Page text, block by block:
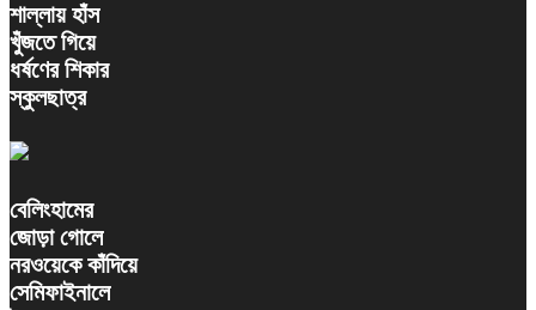
শাল্লায় হাঁস
খুঁজতে গিয়ে
ধর্ষণের শিকার
স্কুলছাত্র
বেলিংহামের
জোড়া গোলে
নরওয়েকে কাঁদিয়ে
সেমিফাইনালে